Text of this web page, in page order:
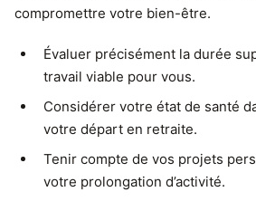
compromettre votre bien-être.
Évaluer précisément la durée
travail viable pour vous.
Considérer votre état de santé
votre départ en retraite.
Tenir compte de vos projets
votre prolongation d’activité.